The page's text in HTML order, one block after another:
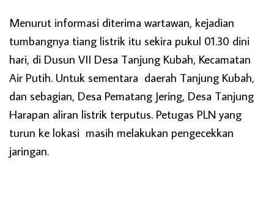
Menurut informasi diterima wartawan, kejadian
tumbangnya tiang listrik itu sekira pukul 01.30 dini
hari, di Dusun VII Desa Tanjung Kubah, Kecamatan
Air Putih. Untuk sementara daerah Tanjung Kubah,
dan sebagian, Desa Pematang Jering, Desa Tanjung
Harapan aliran listrik terputus. Petugas PLN yang
turun ke lokasi masih melakukan pengecekkan
jaringan.